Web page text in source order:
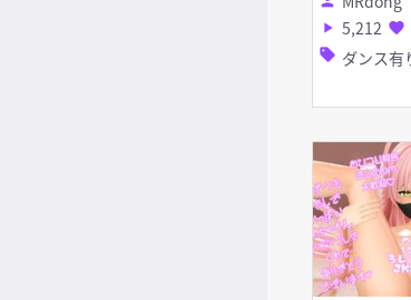
play_arrow 5,212 favorite
sell